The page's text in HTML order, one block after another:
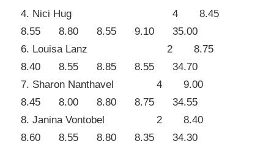
4. Nici Hug 4 8.45
8.55 8.80 8.55 9.10 35.00
6. Louisa Lanz 2 8.75
8.40 8.55 8.85 8.55 34.70
7. Sharon Nanthavel 4 9.00
8.45 8.00 8.80 8.75 34.55
8. Janina Vontobel 2 8.40
8.60 8.55 8.80 8.35 34.30